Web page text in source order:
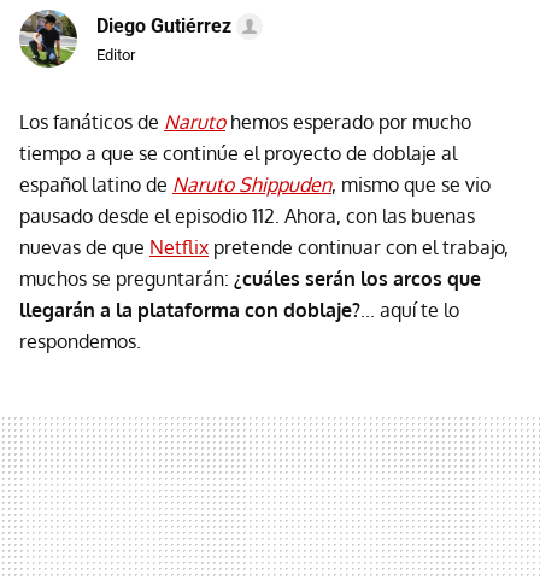
Diego Gutiérrez
Editor
Los fanáticos de Naruto hemos esperado por mucho
tiempo a que se continúe el proyecto de doblaje al
español latino de Naruto Shippuden, mismo que se vio
pausado desde el episodio 112. Ahora, con las buenas
nuevas de que Netflix pretende continuar con el trabajo,
muchos se preguntarán: ¿cuáles serán los arcos que
llegarán a la plataforma con doblaje?... aquí te lo
respondemos.